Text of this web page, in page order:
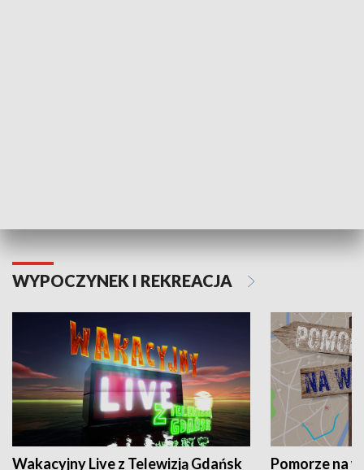
WYPOCZYNEK I REKREACJA
Wakacyjny Live z Telewizją Gdańsk Pomorze na